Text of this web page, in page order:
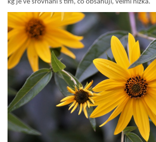
kg je ve srovnání s tím, co obsahují, velmi nízká.